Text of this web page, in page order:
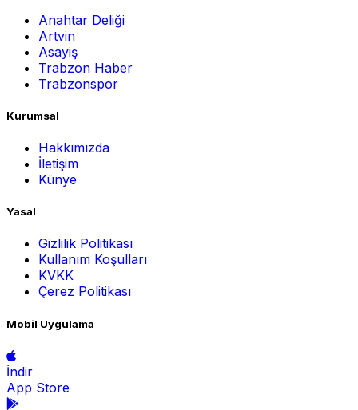
Anahtar Deliği
Artvin
Asayiş
Trabzon Haber
Trabzonspor
Kurumsal
Hakkımızda
İletişim
Künye
Yasal
Gizlilik Politikası
Kullanım Koşulları
KVKK
Çerez Politikası
Mobil Uygulama
İndir
App Store